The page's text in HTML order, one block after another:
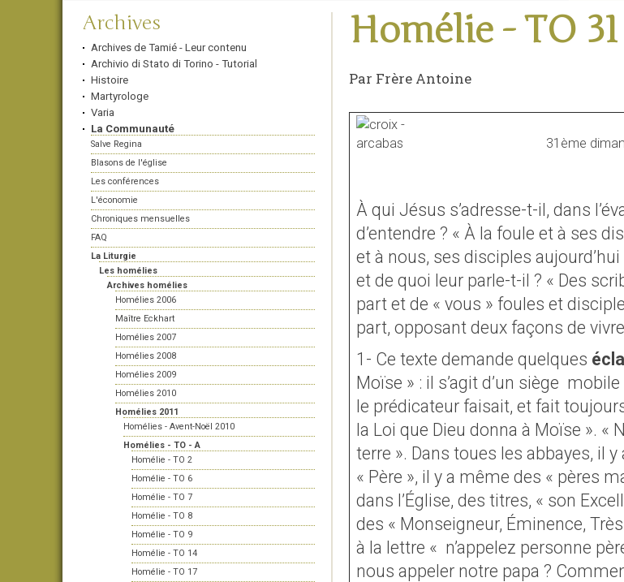
Navigation
Archives
Archives de Tamié - Leur contenu
Archivio di Stato di Torino - Tutorial
Histoire
Martyrologe
Varia
La Communauté
Salve Regina
Blasons de l'église
Les conférences
L'économie
Chroniques mensuelles
FAQ
La Liturgie
Les homélies
Archives homélies
Homélies 2006
Maître Eckhart
Homélies 2007
Homélies 2008
Homélies 2009
Homélies 2010
Homélies 2011
Homélies - Avent-Noël 2010
Homélies - TO - A
Homélie - TO 2
Homélie - TO 6
Homélie - TO 7
Homélie - TO 8
Homélie - TO 9
Homélie - TO 14
Homélie - TO 17
Homélie - TO 31
Par Frère Antoine
31ème
À qui Jésus s’adresse-t-il, dans
d’entendre ? « À la foule et à ses
et à nous, ses disciples
et de quoi leur parle-t-il ? « Des
part et de « vous » foules et
part, opposant deux façons de
1- Ce texte demande quelques
Moïse » : il s’agit d’un siège mobile
le prédicateur faisait, et fait
la Loi que Dieu donna à Moïse ». «
terre ». Dans toues les abbayes, il
« Père », il y a même des « pères
dans l’Église, des titres, « son
des « Monseigneur, Éminence,
à la lettre « n’appelez personne
nous appeler notre papa ?